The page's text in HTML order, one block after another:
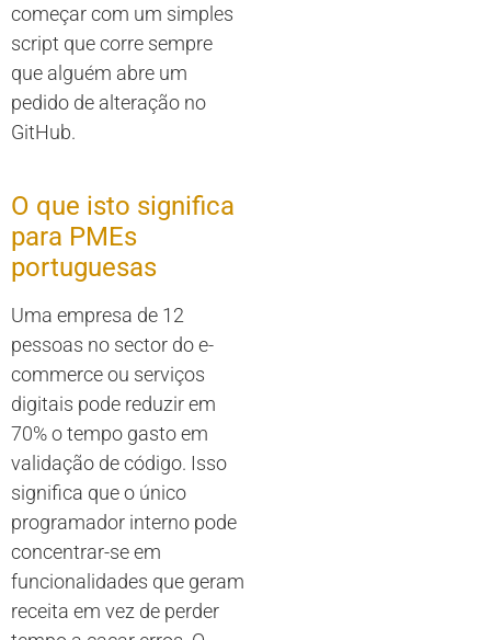
começar com um simples
script que corre sempre
que alguém abre um
pedido de alteração no
GitHub.
O que isto significa
para PMEs
portuguesas
Uma empresa de 12
pessoas no sector do e-
commerce ou serviços
digitais pode reduzir em
70% o tempo gasto em
validação de código. Isso
significa que o único
programador interno pode
concentrar-se em
funcionalidades que geram
receita em vez de perder